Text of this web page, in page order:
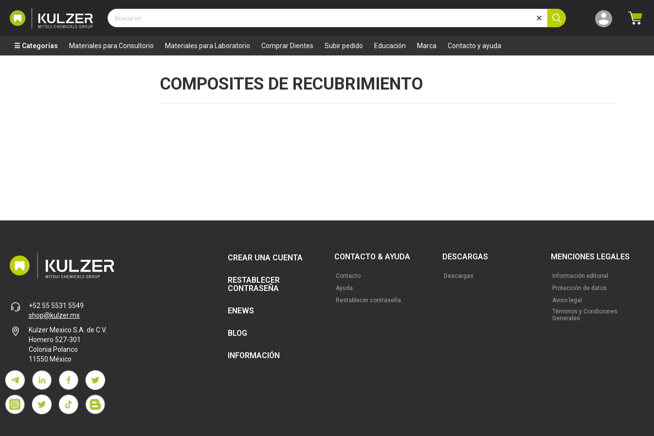
Categorías Materiales para Consultorio Materiales para Laboratorio Comprar Dientes Subir pedido Educación Marca Contacto y ayuda
COMPOSITES DE RECUBRIMIENTO
+52 55 5531 5549
shop@kulzer.mx
Kulzer Mexico S.A. de C.V.
Homero 527-301
Colonia Polanco
11550 México
CREAR UNA CUENTA
RESTABLECER
CONTRASEÑA
ENEWS
BLOG
INFORMACIÓN
CONTACTO & AYUDA
Contacto
Ayuda
Restablecer contraseña
DESCARGAS
Descargas
MENCIONES LEGALES
Información editorial
Protección de datos
Aviso legal
Términos y Condiciones
Generales